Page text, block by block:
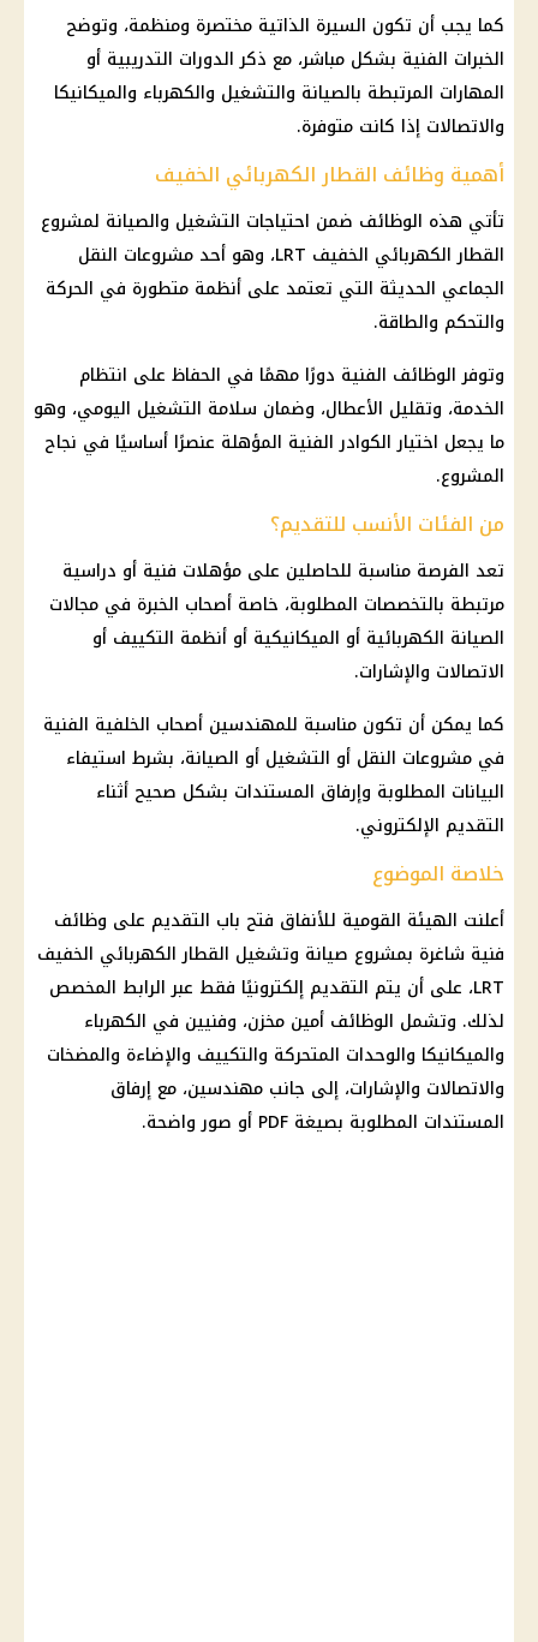
كما يجب أن تكون السيرة الذاتية مختصرة ومنظمة، وتوضح
الخبرات الفنية بشكل مباشر، مع ذكر الدورات التدريبية أو
المهارات المرتبطة بالصيانة والتشغيل والكهرباء والميكانيكا
والاتصالات إذا كانت متوفرة.
أهمية وظائف القطار الكهربائي الخفيف
تأتي هذه الوظائف ضمن احتياجات التشغيل والصيانة لمشروع
القطار الكهربائي الخفيف LRT، وهو أحد مشروعات النقل
الجماعي الحديثة التي تعتمد على أنظمة متطورة في الحركة
والتحكم والطاقة.
وتوفرالوظائف الفنية دورًا مهمًا في الحفاظ على انتظام
الخدمة، وتقليل الأعطال، وضمان سلامة التشغيل اليومي، وهو
ما يجعل اختيار الكوادر الفنية المؤهلة عنصرًا أساسيًا في نجاح
المشروع.
من الفئات الأنسب للتقديم؟
تعد الفرصة مناسبة للحاصلين على مؤهلات فنية أو دراسية
مرتبطة بالتخصصات المطلوبة، خاصة أصحاب الخبرة في مجالات
الصيانة الكهربائية أو الميكانيكية أو أنظمة التكييف أو
الاتصالات والإشارات.
كما يمكن أن تكون مناسبة للمهندسين أصحاب الخلفية الفنية
في مشروعات النقل أو التشغيل أو الصيانة، بشرط استيفاء
البيانات المطلوبة وإرفاق المستندات بشكل صحيح أثناء
التقديم الإلكتروني.
خلاصة الموضوع
أعلنت الهيئة القومية للأنفاق فتح باب التقديم على وظائف
فنية شاغرة بمشروع صيانة وتشغيل القطار الكهربائي الخفيف
LRT، على أن يتم التقديم إلكترونيًا فقط عبر الرابط المخصص
لذلك. وتشمل الوظائف أمين مخزن، وفنيين في الكهرباء
والميكانيكا والوحدات المتحركة والتكييف والإضاءة والمضخات
والاتصالات والإشارات، إلى جانب مهندسين، مع إرفاق
المستندات المطلوبة بصيغة PDF أو صور واضحة.